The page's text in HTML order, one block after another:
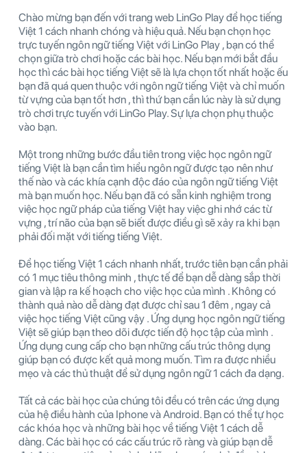
Chào mừng bạn đến với trang web LinGo Play để học tiếng
Việt 1 cách nhanh chóng và hiệu quả. Nếu bạn chọn học
trực tuyến ngôn ngữ tiếng Việt với LinGo Play , bạn có thể
chọn giữa trò chơi hoặc các bài học. Nếu bạn mới bắt đầu
học thì các bài học tiếng Việt sẽ là lựa chọn tốt nhất hoặc ếu
bạn đã quá quen thuộc với ngôn ngữ tiếng Việt và chỉ muốn
từ vựng của bạn tốt hơn , thì thứ bạn cần lúc này là sử dụng
trò chơi trực tuyến với LinGo Play. Sự lựa chọn phụ thuộc
vào bạn.
Một trong những bước đầu tiên trong việc học ngôn ngữ
tiếng Việt là bạn cần tìm hiểu ngôn ngữ được tạo nên như
thế nào và các khía cạnh độc đáo của ngôn ngữ tiếng Việt
mà bạn muốn học. Nếu bạn đã có sẵn kinh nghiệm trong
việc học ngữ pháp của tiếng Việt hay việc ghi nhớ các từ
vựng , trí não của bạn sẽ biết được điều gì sẽ xảy ra khi bạn
phải đối mặt với tiếng tiếng Việt.
Để học tiếng Việt 1 cách nhanh nhất, trước tiên bạn cần phải
có 1 mục tiêu thông minh , thực tế để bạn dễ dàng sắp thời
gian và lập ra kế hoạch cho việc học của mình . Không có
thành quả nào dễ dàng đạt được chỉ sau 1 đêm , ngay cả
việc học tiếng Việt cũng vậy . Ứng dụng học ngôn ngữ tiếng
Việt sẽ giúp bạn theo dõi được tiến độ học tập của mình .
Ứng dụng cung cấp cho bạn những cấu trúc thông dụng
giúp bạn có được kết quả mong muốn. Tìm ra được nhiều
mẹo và các thủ thuật để sử dụng ngôn ngữ 1 cách đa dạng.
Tất cả các bài học của chúng tôi đều có trên các ứng dụng
của hệ điều hành của Iphone và Android. Bạn có thể tự học
các khóa học và những bài học về tiếng Việt 1 cách dễ
dàng. Các bài học có các cấu trúc rõ ràng và giúp bạn dễ